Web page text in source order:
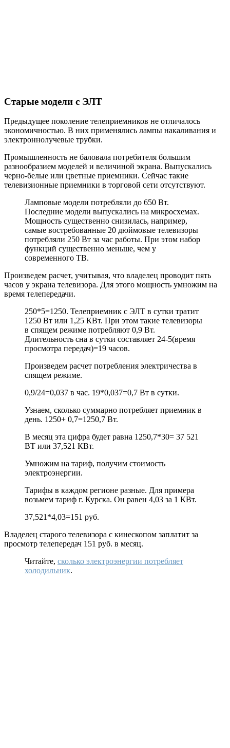
Старые модели с ЭЛТ
Предыдущее поколение телеприемников не отличалось
экономичностью. В них применялись лампы накаливания и
электроннолучевые трубки.
Промышленность не баловала потребителя большим
разнообразием моделей и величиной экрана. Выпускались
черно-белые или цветные приемники. Сейчас такие
телевизионные приемники в торговой сети отсутствуют.
Ламповые модели потребляли до 650 Вт.
Последние модели выпускались на микросхемах.
Мощность существенно снизилась, например,
самые востребованные 20 дюймовые телевизоры
потребляли 250 Вт за час работы. При этом набор
функций существенно меньше, чем у
современного ТВ.
Произведем расчет, учитывая, что владелец проводит пять
часов у экрана телевизора. Для этого мощность умножим на
время телепередачи.
250*5=1250. Телеприемник с ЭЛТ в сутки тратит
1250 Вт или 1,25 КВт. При этом такие телевизоры
в спящем режиме потребляют 0,9 Вт.
Длительность сна в сутки составляет 24-5(время
просмотра передач)=19 часов.
Произведем расчет потребления электричества в
спящем режиме.
0,9/24=0,037 в час. 19*0,037=0,7 Вт в сутки.
Узнаем, сколько суммарно потребляет приемник в
день. 1250+ 0,7=1250,7 Вт.
В месяц эта цифра будет равна 1250,7*30= 37 521
ВТ или 37,521 КВт.
Умножим на тариф, получим стоимость
электроэнергии.
Тарифы в каждом регионе разные. Для примера
возьмем тариф г. Курска. Он равен 4,03 за 1 КВт.
37,521*4,03=151 руб.
Владелец старого телевизора с кинескопом заплатит за
просмотр телепередач 151 руб. в месяц.
Читайте, сколько электроэнергии потребляет
холодильник.